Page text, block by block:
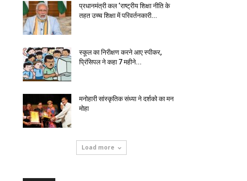
प्रधानमंत्री कल ‘राष्ट्रीय शिक्षा नीति के
तहत उच्च शिक्षा में परिवर्तनकारी...
स्कूल का निरीक्षण करने आए स्पीकर,
प्रिंसिपल ने कहा 7 महीने...
मनोहारी सांस्कृतिक संध्या ने दर्शको का मन
मोहा
Load more